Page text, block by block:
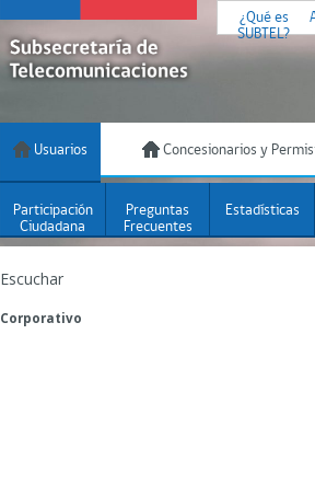
¿Qué es
SUBTEL?
Usuarios Concesionarios y
Participación
Ciudadana
Preguntas
Frecuentes
Estadísticas
Escuchar
Corporativo